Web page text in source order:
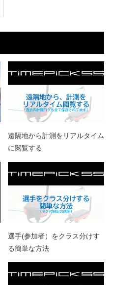
遠隔地から計測をリアルタイム
に閲覧する
選手(参加者）をクラス分けす
る簡単な方法